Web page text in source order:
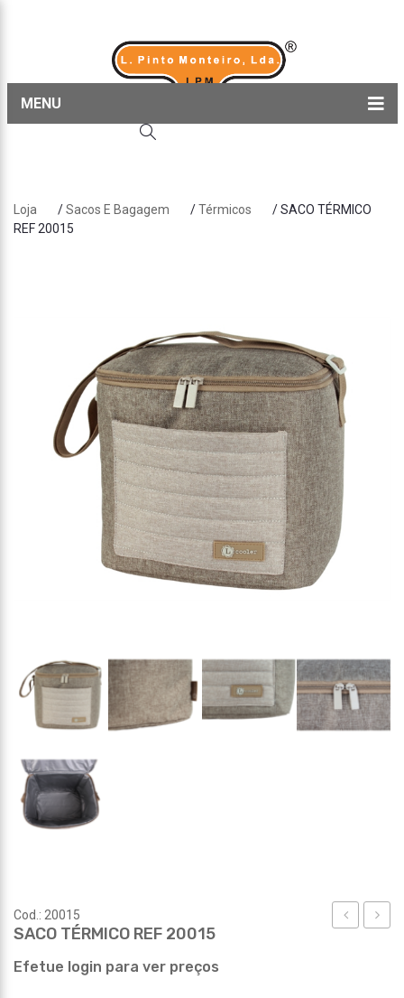
MENU
Sobre nós
Loja /Sacos E Bagagem /Térmicos
/ SACO TÉRMICO
REF 20015
Cod.: 20015
SACO TÉRMICO REF 20015
Efetue login para ver preços